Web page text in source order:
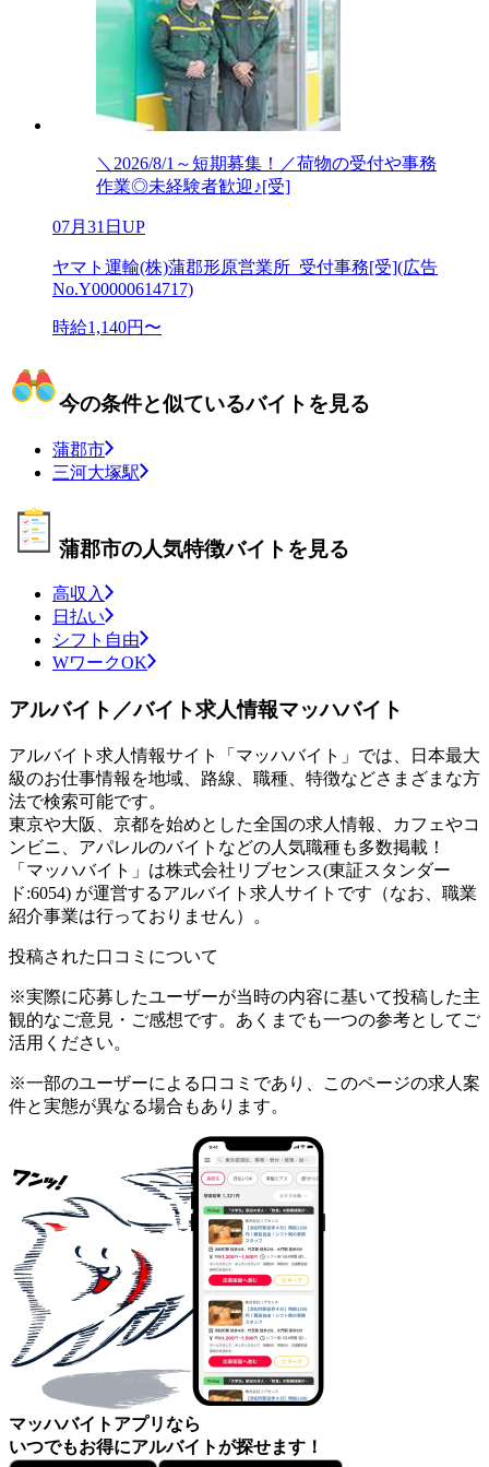
＼2026/8/1～短期募集！／荷物の受付や事務
作業◎未経験者歓迎♪[受]
07月31日UP
ヤマト運輸(株)蒲郡形原営業所_受付事務[受](広告
No.Y00000614717)
時給1,140円〜
今の条件と似ているバイトを見る
蒲郡市
三河大塚駅
蒲郡市の人気特徴バイトを見る
高収入
日払い
シフト自由
WワークOK
アルバイト／バイト求人情報マッハバイト
アルバイト求人情報サイト「マッハバイト」では、日本最大
級のお仕事情報を地域、路線、職種、特徴などさまざまな方
法で検索可能です。
東京や大阪、京都を始めとした全国の求人情報、カフェやコ
ンビニ、アパレルのバイトなどの人気職種も多数掲載！
「マッハバイト」は株式会社リブセンス(東証スタンダー
ド:6054) が運営するアルバイト求人サイトです（なお、職業
紹介事業は行っておりません）。
投稿された口コミについて
※実際に応募したユーザーが当時の内容に基いて投稿した主
観的なご意見・ご感想です。あくまでも一つの参考としてご
活用ください。
※一部のユーザーによる口コミであり、このページの求人案
件と実態が異なる場合もあります。
マッハバイトアプリなら
いつでもお得にアルバイトが探せます！